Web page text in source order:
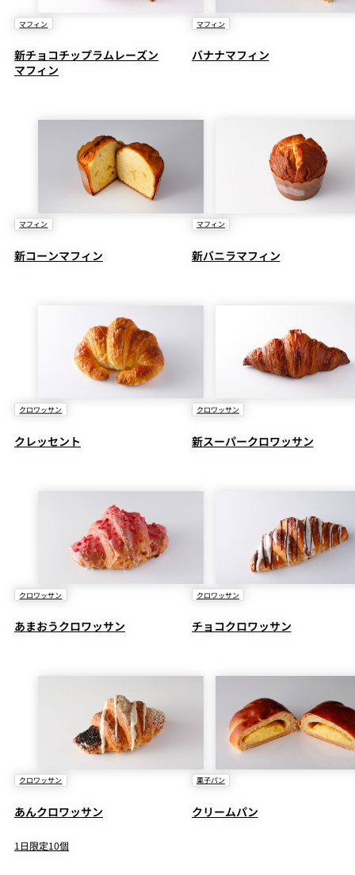
マフィン
新チョコチップラムレーズン
マフィン
マフィン
バナナマフィン
マフィン
新コーンマフィン
マフィン
新バニラマフィン
クロワッサン
クレッセント
クロワッサン
新スーパークロワッサン
クロワッサン
あまおうクロワッサン
クロワッサン
チョコクロワッサン
クロワッサン
あんクロワッサン
1日限定10個
菓子パン
クリームパン